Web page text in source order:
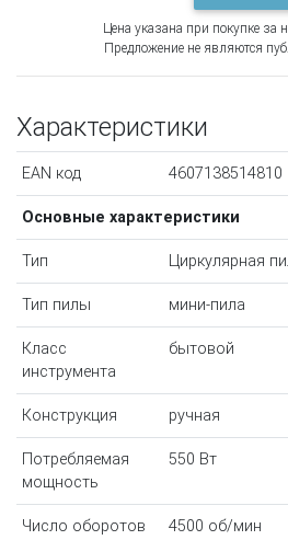
Цена указана при покупке за
Предложение не являются
Характеристики
EAN код 4607138514810
Основные характеристики
Тип Циркулярная
Тип пилы мини-пила
Класс
инструмента
бытовой
Конструкция ручная
Потребляемая
мощность
550 Вт
Число оборотов 4500 об/мин